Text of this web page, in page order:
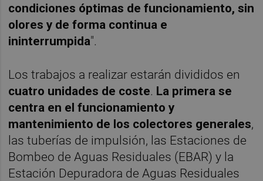
condiciones óptimas de funcionamiento, sin
olores y de forma continua e
ininterrumpida".
Los trabajos a realizar estarán divididos en
cuatro unidades de coste. La primera se
centra en el funcionamiento y
mantenimiento de los colectores generales,
las tuberías de impulsión, las Estaciones de
Bombeo de Aguas Residuales (EBAR) y la
Estación Depuradora de Aguas Residuales